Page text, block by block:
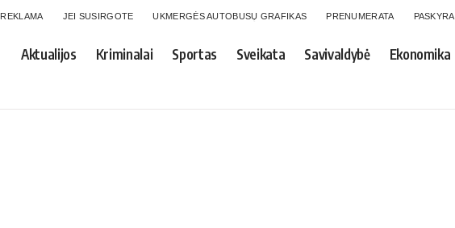
REKLAMA JEI SUSIRGOTE UKMERGĖS AUTOBUSŲ GRAFIKAS PRENUMERATA PASKYRA
Aktualijos Kriminalai Sportas Sveikata Savivaldybė Ekonomika